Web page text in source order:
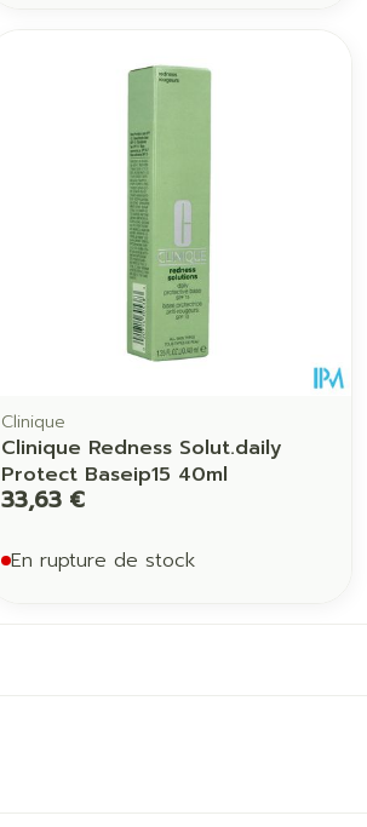
Clinique
Clinique Redness Solut.daily
Protect Baseip15 40ml
33,63 €
En rupture de stock